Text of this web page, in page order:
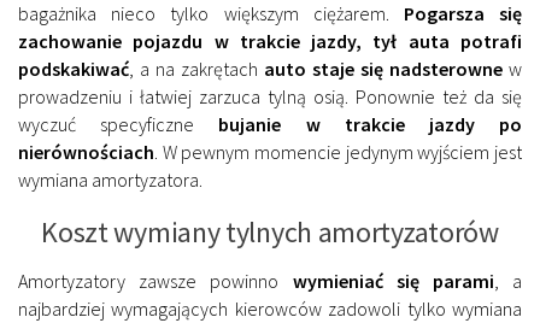
bagażnika nieco tylko większym ciężarem. Pogarsza się
zachowanie pojazdu w trakcie jazdy, tył auta potrafi
podskakiwać, a na zakrętach auto staje się nadsterowne w
prowadzeniu i łatwiej zarzuca tylną osią. Ponownie też da się
wyczuć specyficzne bujanie w trakcie jazdy po
nierównościach. W pewnym momencie jedynym wyjściem jest
wymiana amortyzatora.
Koszt wymiany tylnych amortyzatorów
Amortyzatory zawsze powinno wymieniać się parami, a
najbardziej wymagających kierowców zadowoli tylko wymiana